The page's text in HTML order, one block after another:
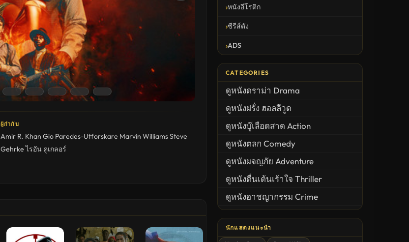
ผู้กำกับ
Amir R. Khan Gio Paredes-Utforskare Marvin WilliamsSteve
Gehrke ไรอัน คูเกลอร์
หนังอีโรติก
ซีรีส์ดัง
ADS
CATEGORIES
ดูหนังดราม่า Drama
ดูหนังฝรั่ง ฮอลลีวูด
ดูหนังบู๊เลือดสาด Action
ดูหนังตลก Comedy
ดูหนังผจญภัย Adventure
ดูหนังตื่นเต้นเร้าใจ Thriller
ดูหนังอาชญากรรม Crime
ดูหนังสยองขวัญ Horror
นักแสดงแนะนำ